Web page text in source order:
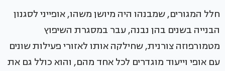
חלל המגורים, שמבנהו היה מיושן משהו, אופייני לסגנון
הבנייה בשנים בהן נבנה, עבר במסגרת השיפוץ
מטמורפוזה צורנית, שחילקה אותו לאזורי פעילות שונים
עם אופי וייעוד מוגדרים לכל אחד מהם, והוא כולל גם את